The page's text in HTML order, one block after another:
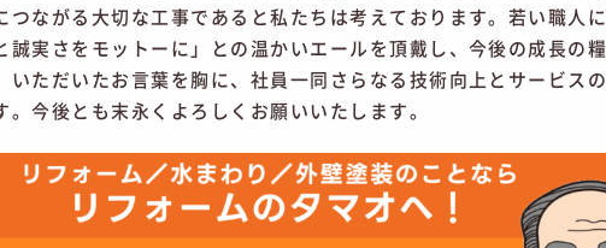
つながる大切な工事であると私たちは考えております。若い職人
誠実さをモットーに」との温かいエールを頂戴し、今後の成長の
いただいたお言葉を胸に、社員一同さらなる技術向上とサービス
。今後とも末永くよろしくお願いいたします。